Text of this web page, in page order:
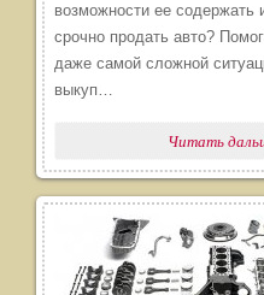
возможности ее содержать
срочно продать авто?
даже самой сложной
выкуп…
Читать